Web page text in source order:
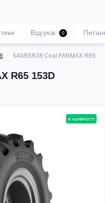
540/65R38 Ceat FARMAX R65
R65 153D
Відгуків 0
в наявності